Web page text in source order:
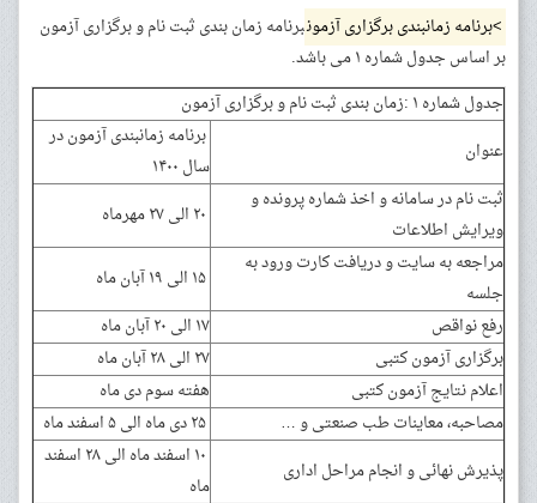
>برنامه زمانبندی برگزاری آزمونبرنامه زمان بندی ثبت نام و برگزاری آزمون
بر اساس جدول شماره ۱ می باشد.
جدول شماره ۱ :زمان بندی ثبت نام و برگزاری آزمون
عنوان
برنامه زمانبندی آزمون در
سال ۱۴۰۰
ثبت نام در سامانه و اخذ شماره پرونده و
ویرایش اطلاعات
مراجعه به سایت و دریافت کارت ورود به
جلسه
رفع نواقص
۱۷ الی ۲۰ آبان ماه
برگزاری آزمون کتبی
۲۷ الی ۲۸ آبان ماه
اعلام نتایج آزمون کتبی
هفته سوم دی ماه
مصاحبه، معاینات طب صنعتی و …
پذیرش نهائی و انجام مراحل اداری
۱۰ اسفند ماه الی ۲۸ اسفند
ماه